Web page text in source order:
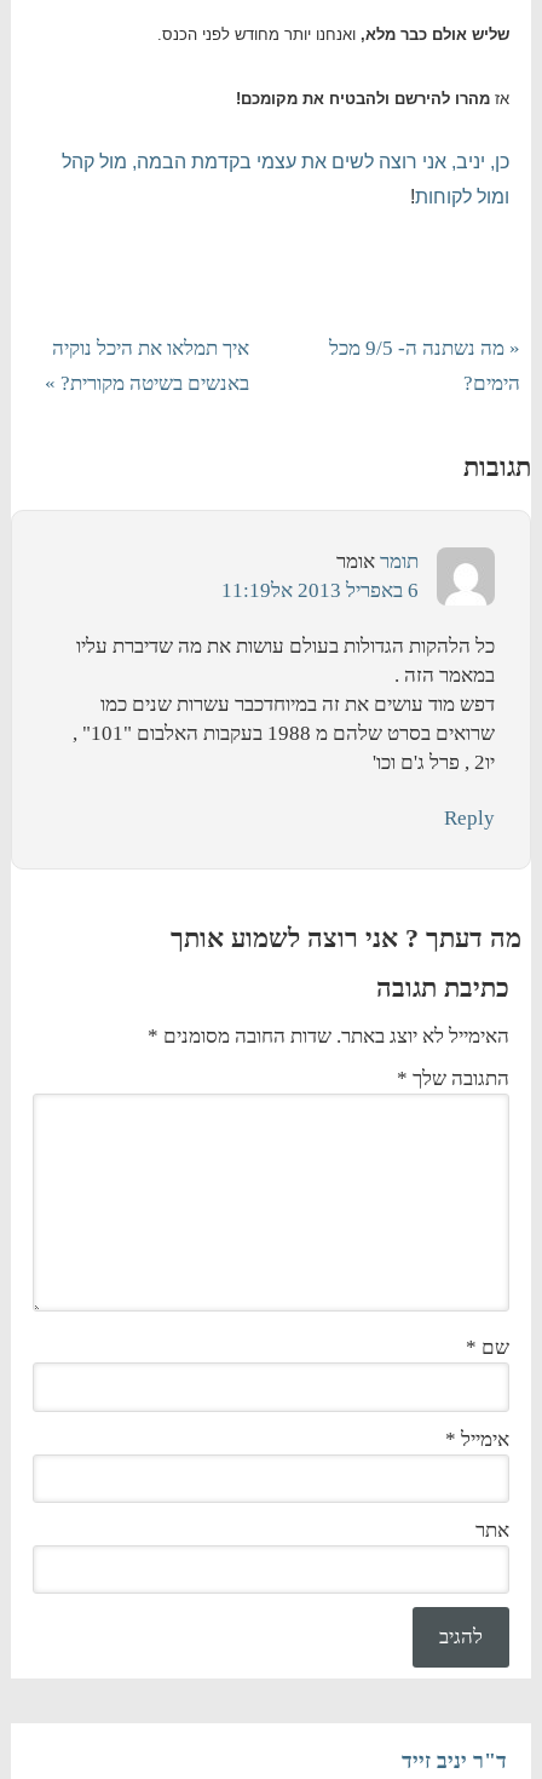
שליש אולם כבר מלא, ואנחנו יותר מחודש לפני הכנס.
אזמהרו להירשם ולהבטיח את מקומכם!
כן, יניב, אני רוצה לשים את עצמי בקדמת הבמה, מול קהל
ומול לקוחות!
« מה נשתנה ה- 9/5 מכל
הימים?
איך תמלאו את היכל נוקיה
באנשים בשיטה מקורית? »
תגובות
תומר אומר
6 באפריל 2013 אל11:19
כל הלהקות הגדולות בעולם עושות את מה שדיברת עליו
במאמר הזה .
דפש מוד עושים את זה במיוחדכבר עשרות שנים כמו
שרואים בסרט שלהם מ 1988 בעקבות האלבום "101" ,
יו2 , פרל ג'ם וכו'
Reply
מה דעתך ? אני רוצה לשמוע אותך
כתיבת תגובה
האימייל לא יוצג באתר. שדות החובה מסומנים *
התגובה שלך *
שם *
אימייל *
אתר
ד"ר יניב זייד